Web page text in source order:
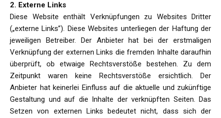
2. Externe Links
Diese Website enthält Verknüpfungen zu Websites Dritter
(„externe Links”). Diese Websites unterliegen der Haftung der
jeweiligen Betreiber. Der Anbieter hat bei der erstmaligen
Verknüpfung der externen Links die fremden Inhalte daraufhin
überprüft, ob etwaige Rechtsverstöße bestehen. Zu dem
Zeitpunkt waren keine Rechtsverstöße ersichtlich. Der
Anbieter hat keinerlei Einfluss auf die aktuelle und zukünftige
Gestaltung und auf die Inhalte der verknüpften Seiten. Das
Setzen von externen Links bedeutet nicht, dass sich der